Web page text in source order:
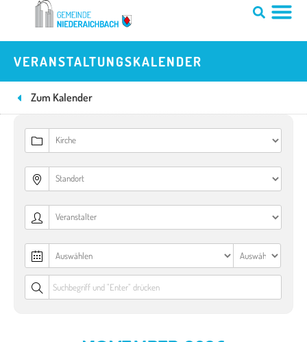
springen
VERANSTALTUNGSKALENDER
Zum Kalender